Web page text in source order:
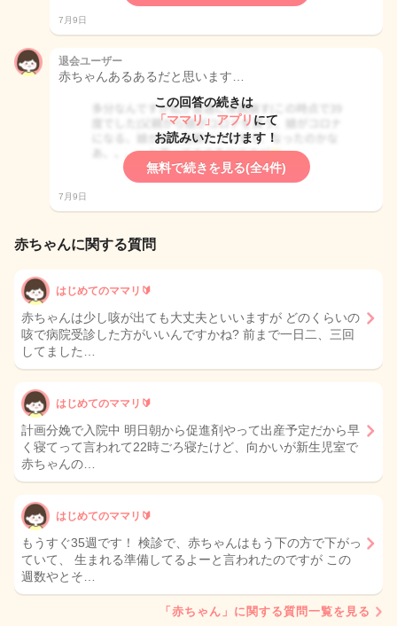
7月9日
退会ユーザー
赤ちゃんあるあるだと思います…
この回答の続きは
「ママリ」アプリ にて
お読みいただけます！
無料で続きを見る(全4件)
7月9日
赤ちゃんに関する質問
はじめてのママリ🔰
赤ちゃんは少し咳が出ても大丈夫といいますが どのくらいの
咳で病院受診した方がいいんですかね? 前まで一日二、三回
してました…
はじめてのママリ🔰
計画分娩で入院中 明日朝から促進剤やって出産予定だから早
く寝てって言われて22時ごろ寝たけど、向かいが新生児室で
赤ちゃんの…
はじめてのママリ🔰
もうすぐ35週です！ 検診で、赤ちゃんはもう下の方で下がっ
ていて、 生まれる準備してるよーと言われたのですが この
週数やとそ…
「赤ちゃん」に関する質問一覧を見る